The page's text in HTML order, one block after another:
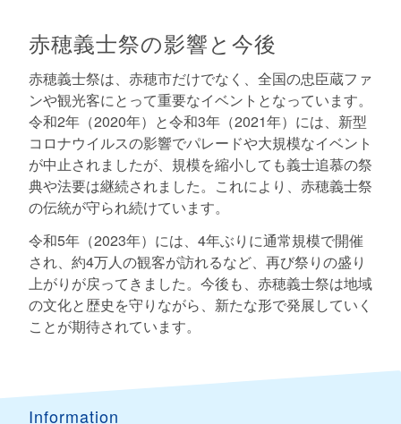
赤穂義士祭の影響と今後
赤穂義士祭は、赤穂市だけでなく、全国の忠臣蔵ファ
ンや観光客にとって重要なイベントとなっています。
令和2年（2020年）と令和3年（2021年）には、新型
コロナウイルスの影響でパレードや大規模なイベント
が中止されましたが、規模を縮小しても義士追慕の祭
典や法要は継続されました。これにより、赤穂義士祭
の伝統が守られ続けています。
令和5年（2023年）には、4年ぶりに通常規模で開催
され、約4万人の観客が訪れるなど、再び祭りの盛り
上がりが戻ってきました。今後も、赤穂義士祭は地域
の文化と歴史を守りながら、新たな形で発展していく
ことが期待されています。
Information